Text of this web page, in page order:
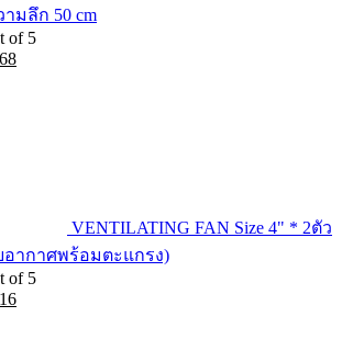
มลึก 50 cm
of 5
Current
VENTILATING FAN Size 4" * 2ตัว
ากาศพร้อมตะแกรง)
of 5
Current